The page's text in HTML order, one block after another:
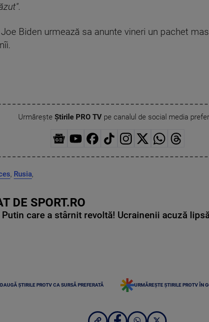
.
Biden urmează sa anunte vineri un pachet
Urmărește Știrile PRO TVpe canalul de social media
, Rusia,
DE SPORT.RO
care a stârnit revoltă! Ucrainenii acuză
ȘTIRILE PROTV CA SURSĂ PREFERATĂ URMĂREȘTE ȘTIRILE PROTV ÎN